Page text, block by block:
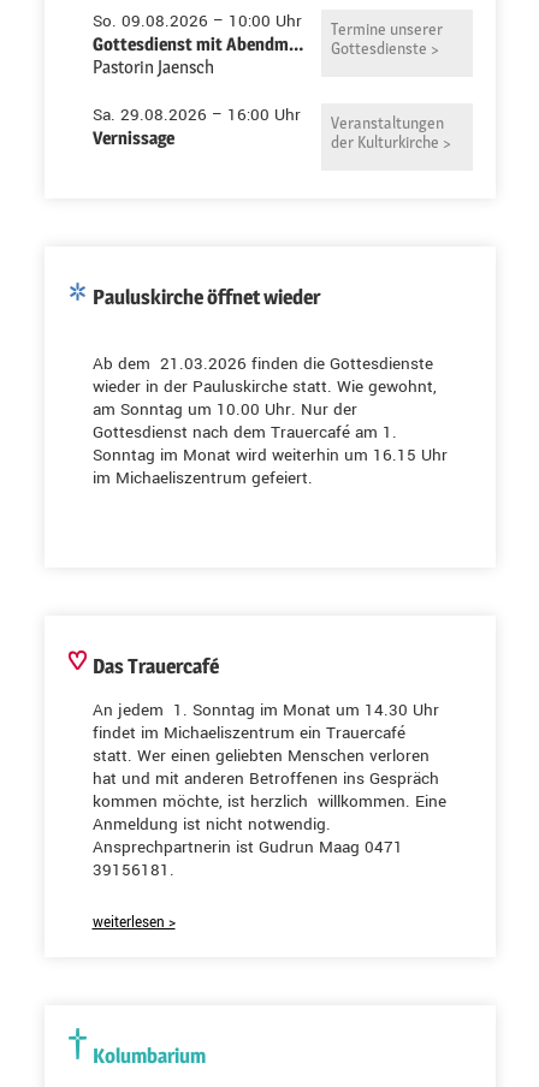
So. 09.08.2026 – 10:00 Uhr
Gottesdienst mit Abendmahl in der Pauluskirche
Pastorin Jaensch
Termine unserer
Gottesdienste >
Sa. 29.08.2026 – 16:00 Uhr
Vernissage
Veranstaltungen
der Kulturkirche >
Pauluskirche öffnet wieder
Ab dem 21.03.2026 finden die Gottesdienste
wieder in der Pauluskirche statt. Wie gewohnt,
am Sonntag um 10.00 Uhr. Nur der
Gottesdienst nach dem Trauercafé am 1.
Sonntag im Monat wird weiterhin um 16.15 Uhr
im Michaeliszentrum gefeiert.
Das Trauercafé
An jedem 1. Sonntag im Monat um 14.30 Uhr
findet im Michaeliszentrum ein Trauercafé
statt. Wer einen geliebten Menschen verloren
hat und mit anderen Betroffenen ins Gespräch
kommen möchte, ist herzlich willkommen. Eine
Anmeldung ist nicht notwendig.
Ansprechpartnerin ist Gudrun Maag 0471
39156181.
weiterlesen >
Kolumbarium